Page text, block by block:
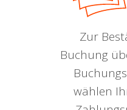
Zur
Buchung
wählen